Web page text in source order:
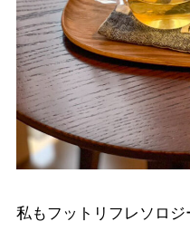
私もフットリフレソロ